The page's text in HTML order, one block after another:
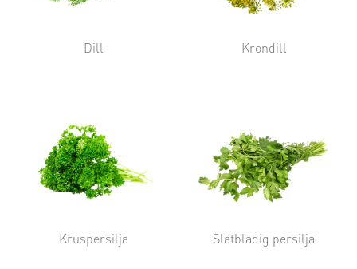
Dill Krondill
Kruspersilja Slätbladig persilja